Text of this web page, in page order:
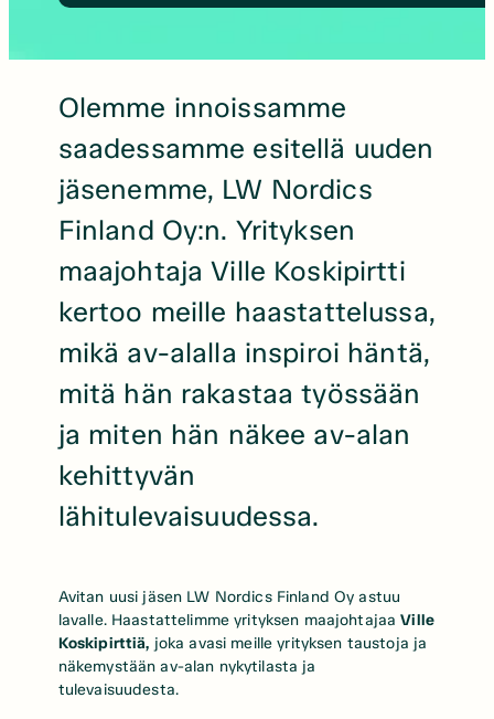
Olemme innoissamme
saadessamme esitellä uuden
jäsenemme, LW Nordics
Finland Oy:n. Yrityksen
maajohtaja Ville Koskipirtti
kertoo meille haastattelussa,
mikä av-alalla inspiroi häntä,
mitä hän rakastaa työssään
ja miten hän näkee av-alan
kehittyvän
lähitulevaisuudessa.
Avitan uusi jäsen LW Nordics Finland Oy astuu
lavalle. Haastattelimme yrityksen maajohtajaaVille
Koskipirttiä, joka avasi meille yrityksen taustoja ja
näkemystään av-alan nykytilasta ja
tulevaisuudesta.